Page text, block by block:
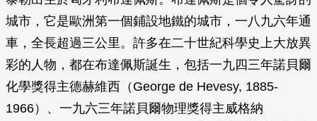
城市，它是歐洲第一個鋪設地鐵的城市，一八九六年通
車，全長超過三公里。許多在二十世紀科學史上大放異
彩的人物，都在布達佩斯誕生，包括一九四三年諾貝爾
化學獎得主德赫維西（George de Hevesy, 1885-
1966）、一九六三年諾貝爾物理獎得主威格納